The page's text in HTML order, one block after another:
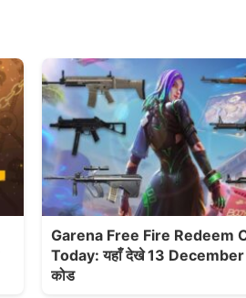
Garena Free Fire Redeem
Today: यहाँ देखे 13 December
कोड